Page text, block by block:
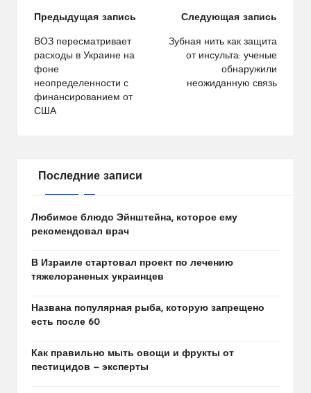
Навигация
по
записям
Предыдущая запись
ВОЗ пересматривает
расходы в Украине на
фоне
неопределенности с
финансированием от
США
Следующая запись
Зубная нить как защита
от инсульта: ученые
обнаружили
неожиданную связь
Последние записи
Любимое блюдо Эйнштейна, которое ему
рекомендовал врач
В Израиле стартовал проект по лечению
тяжелораненых украинцев
Названа популярная рыба, которую запрещено
есть после 60
Как правильно мыть овощи и фрукты от
пестицидов — эксперты